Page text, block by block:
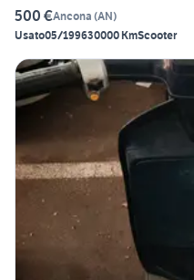
500 €Ancona (AN)
Usato05/199630000 KmScooter